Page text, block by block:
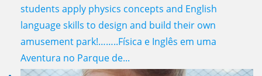
students apply physics concepts and English
language skills to design and build their own
amusement park!……..Física e Inglês em uma
Aventura no Parque de...